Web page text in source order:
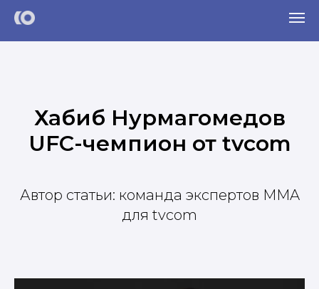
Хабиб Нурмагомедов
UFC-чемпион от tvcom
Автор статьи: команда экспертов MMA
для tvcom